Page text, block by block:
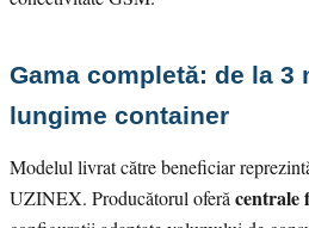
Gama completă: de la 3
lungime container
Modelul livrat către beneficiar
UZINEX. Producătorul oferă centrale